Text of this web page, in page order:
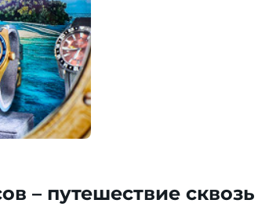
– путешествие сквозь